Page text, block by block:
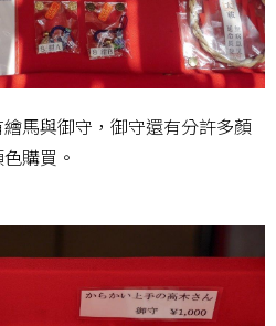
馬與御守，御守還有分許多顏
購買。